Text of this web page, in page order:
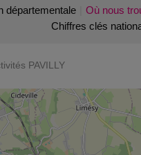
départementale Où nous
Chiffres clés
PAVILLY